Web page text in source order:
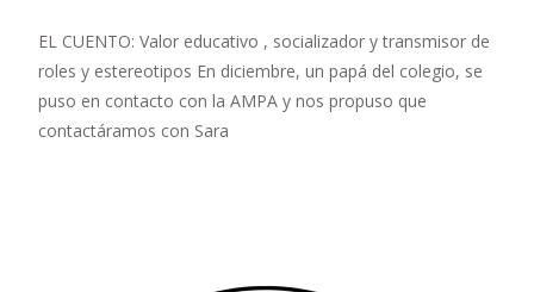
EL CUENTO: Valor educativo , socializador y transmisor de
roles y estereotipos En diciembre, un papá del colegio, se
puso en contacto con la AMPA y nos propuso que
contactáramos con Sara